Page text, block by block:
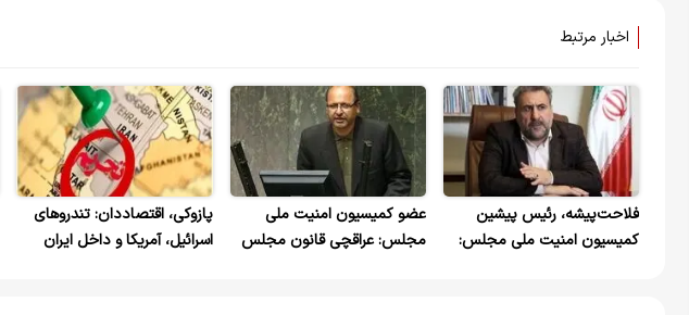
اخبار مرتبط
فلاحت‌پیشه، رئیس پیشین
کمیسیون امنیت ملی مجلس:
عضو کمیسیون امنیت ملی
مجلس: عراقچی قانون مجلس
پازوکی، اقتصاددان: تندروهای
اسرائیل، آمریکا و داخل ایران